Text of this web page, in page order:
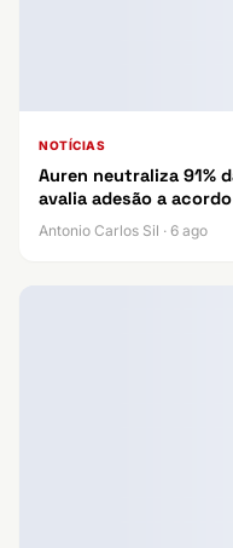
NOTÍCIAS
Auren neutraliza 91%
avalia adesão a
Antonio Carlos Sil · 6 ago